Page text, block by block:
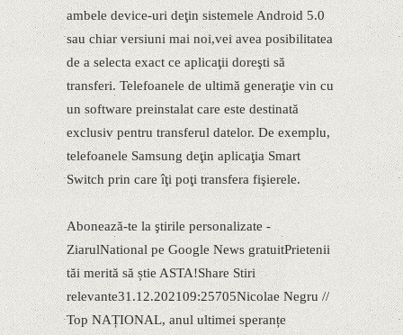
ambele device-uri deţin sistemele Android 5.0
sau chiar versiuni mai noi,vei avea posibilitatea
de a selecta exact ce aplicaţii doreşti să
transferi. Telefoanele de ultimă generaţie vin cu
un software preinstalat care este destinată
exclusiv pentru transferul datelor. De exemplu,
telefoanele Samsung deţin aplicaţia Smart
Switch prin care îţi poţi transfera fişierele.
Abonează-te la ştirile personalizate -
ZiarulNational pe Google News gratuitPrietenii
tăi merită să știe ASTA!Share Stiri
relevante31.12.202109:25705Nicolae Negru //
Top NAȚIONAL, anul ultimei speranțe